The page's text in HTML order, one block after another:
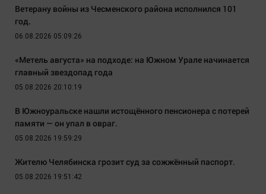
Ветерану войны из Чесменского района исполнился 101
год.
06.08.2026 05:09:26
«Метель августа» на подходе: на Южном Урале начинается
главный звездопад года
05.08.2026 20:10:19
В Южноуральске нашли истощённого пенсионера с потерей
памяти — он упал в овраг.
05.08.2026 19:59:29
Жителю Челябинска грозит суд за сожжённый паспорт.
05.08.2026 19:51:42